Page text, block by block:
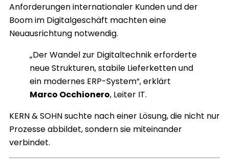
Anforderungen internationaler Kunden und der
Boom im Digitalgeschäft machten eine
Neuausrichtung notwendig.
„Der Wandel zur Digitaltechnik erforderte
neue Strukturen, stabile Lieferketten und
ein modernes ERP-System“, erklärt
Marco Occhionero, Leiter IT.
KERN & SOHN suchte nach einer Lösung, die nicht nur
Prozesse abbildet, sondern sie miteinander
verbindet.